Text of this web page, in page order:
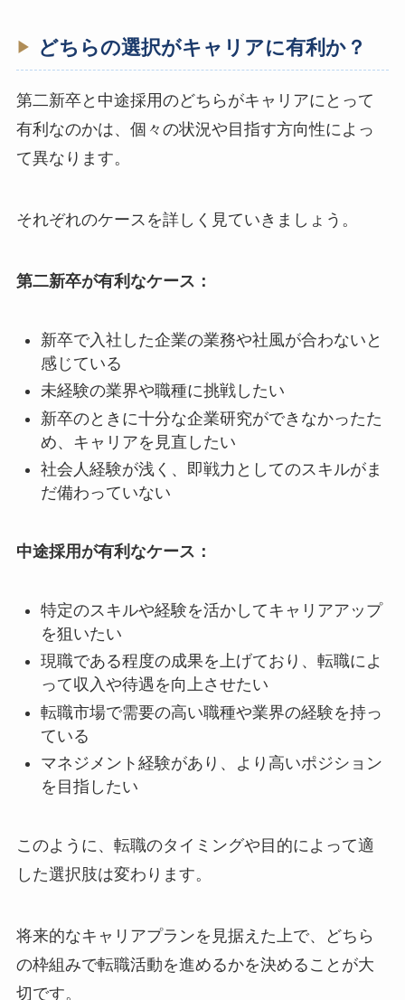
どちらの選択がキャリアに有利か？
第二新卒と中途採用のどちらがキャリアにとって
有利なのかは、個々の状況や目指す方向性によっ
て異なります。
それぞれのケースを詳しく見ていきましょう。
第二新卒が有利なケース：
新卒で入社した企業の業務や社風が合わないと
感じている
未経験の業界や職種に挑戦したい
新卒のときに十分な企業研究ができなかったた
め、キャリアを見直したい
社会人経験が浅く、即戦力としてのスキルがま
だ備わっていない
中途採用が有利なケース：
特定のスキルや経験を活かしてキャリアアップ
を狙いたい
現職である程度の成果を上げており、転職によ
って収入や待遇を向上させたい
転職市場で需要の高い職種や業界の経験を持っ
ている
マネジメント経験があり、より高いポジション
を目指したい
このように、転職のタイミングや目的によって適
した選択肢は変わります。
将来的なキャリアプランを見据えた上で、どちら
の枠組みで転職活動を進めるかを決めることが大
切です。